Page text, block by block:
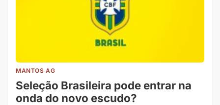
MANTOS AG
Seleção Brasileira pode entrar na
onda do novo escudo?